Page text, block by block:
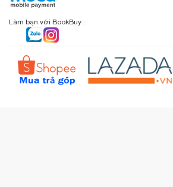
Sơ đồ đường đi
Chính sách đổi - trả
Chính sách bồi hoàn
Câu hỏi thường gặp (FAQs)
Sản phẩm yêu thích
Kiểm tra đơn hàng
Liên hệ BookBuy
Đặt hàng theo yêu cầu
Làm bạn với BookBuy :